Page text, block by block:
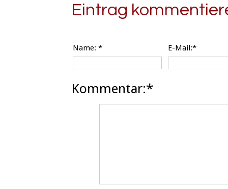
Eintrag
Name: * E-Mail:*
Kommentar:*